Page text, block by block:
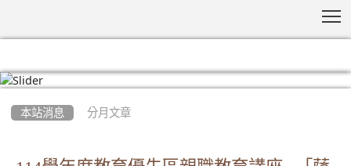
本站消息 分月文章